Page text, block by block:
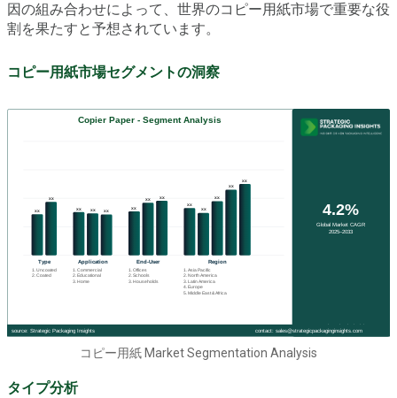
因の組み合わせによって、世界のコピー用紙市場で重要な役
割を果たすと予想されています。
コピー用紙市場セグメントの洞察
コピー用紙 Market Segmentation Analysis
タイプ分析